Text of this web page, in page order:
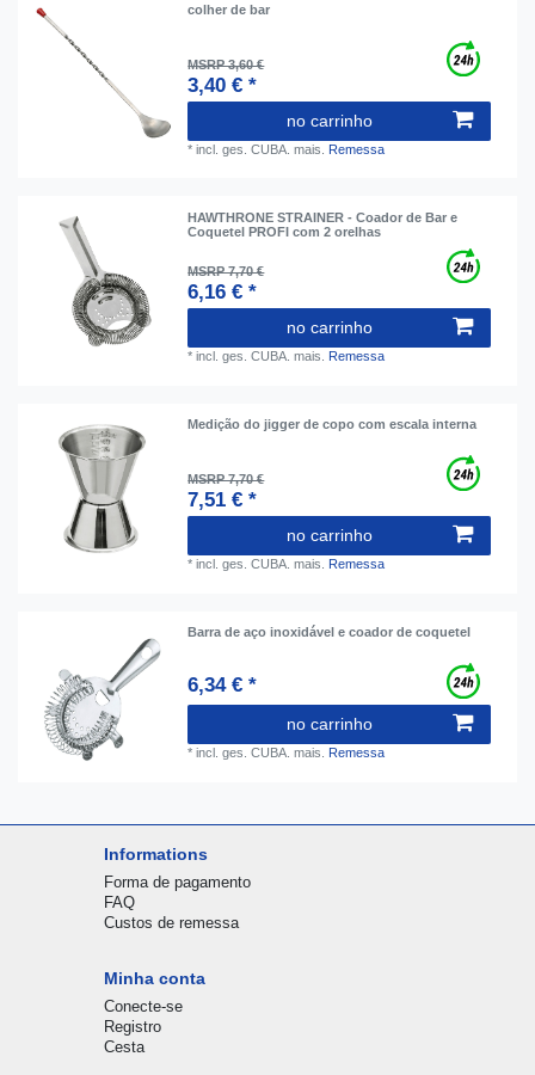
colher de bar
MSRP 3,60 €
3,40 € *
no carrinho
*incl. ges. CUBA. mais. Remessa
HAWTHRONE STRAINER - Coador de Bar e
Coquetel PROFI com 2 orelhas
MSRP 7,70 €
6,16 € *
no carrinho
*incl. ges. CUBA. mais. Remessa
Medição do jigger de copo com escala interna
MSRP 7,70 €
7,51 € *
no carrinho
*incl. ges. CUBA. mais. Remessa
Barra de aço inoxidável e coador de coquetel
6,34 € *
no carrinho
*incl. ges. CUBA. mais. Remessa
Informations
Forma de pagamento
FAQ
Custos de remessa
Minha conta
Conecte-se
Registro
Cesta